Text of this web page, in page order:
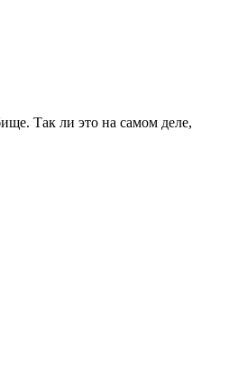
Так ли это на самом деле,